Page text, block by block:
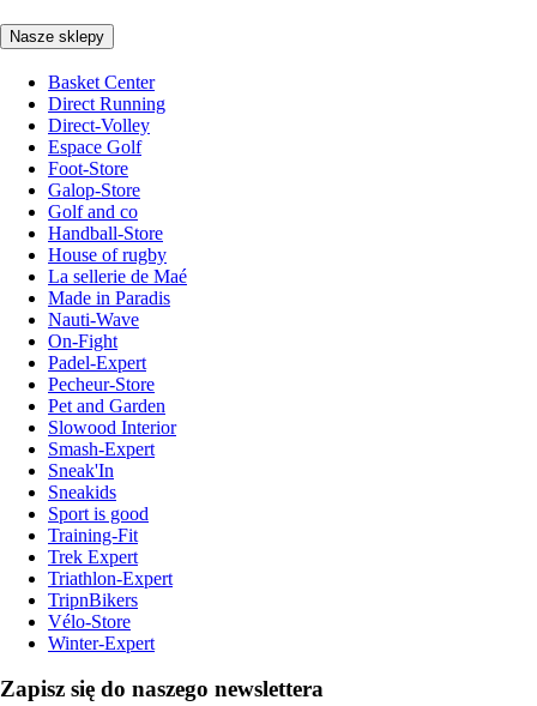
Nasze sklepy
Basket Center
Direct Running
Direct-Volley
Espace Golf
Foot-Store
Galop-Store
Golf and co
Handball-Store
House of rugby
La sellerie de Maé
Made in Paradis
Nauti-Wave
On-Fight
Padel-Expert
Pecheur-Store
Pet and Garden
Slowood Interior
Smash-Expert
Sneak'In
Sneakids
Sport is good
Training-Fit
Trek Expert
Triathlon-Expert
TripnBikers
Vélo-Store
Winter-Expert
Zapisz się do naszego newslettera